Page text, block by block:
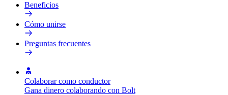
Beneficios
Cómo unirse
Preguntas frecuentes
Colaborar como conductor
Gana dinero colaborando con Bolt